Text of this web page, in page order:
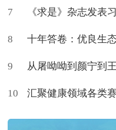
生新命题
7 《求是》杂志发表
设健康中国》
8 十年答卷：优良生
体
9 从屠呦呦到颜宁到
世界
10 汇聚健康领域各类
条上新了